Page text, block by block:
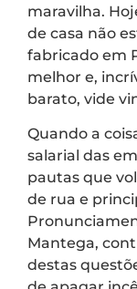
maravilha.
de casa não
fabricado em
melhor e,
barato, vide
Quando a
salarial das
pautas que
de rua e
Mantega,
destas